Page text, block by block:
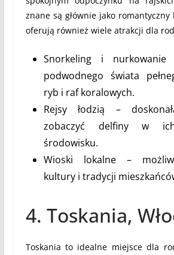
znane są głównie jako
oferują również wiele atrakcji dla
Snorkeling i nurkowanie
podwodnego świata
ryb i raf koralowych.
Rejsy łodzią –
zobaczyć delfiny w
środowisku.
Wioski lokalne –
kultury i tradycji
4. Toskania,
Toskania to idealne miejsce dla